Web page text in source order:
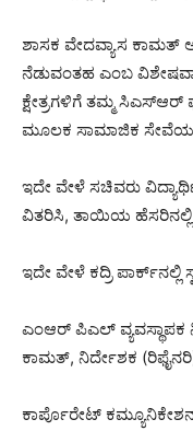
ಶಾಸಕ ವೇದವ್ಯಾಸ ಕಾಮತ್
ನೆಡುವಂತಹ ಎಂಬ
ಕ್ಷೇತ್ರಗಳಿಗೆ ತಮ್ಮ
ಮೂಲಕ ಸಾಮಾಜಿಕ
ಇದೇ ವೇಳೆ ಸಚಿವರು
ವಿತರಿಸಿ, ತಾಯಿಯ ಹೆಸರಿನಲ್ಲಿ
ಇದೇ ವೇಳೆ ಕದ್ರಿ ಪಾರ್ಕ್‌ನಲ್ಲಿ
ಎಂಆರ್ ಪಿಎಲ್ ವ್ಯವಸ್ಥಾಪಕ
ಕಾಮತ್, ನಿರ್ದೇಶಕ
ಕಾರ್ಪೊರೇಟ್